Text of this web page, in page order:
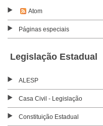
Atom
Páginas especiais
Legislação Estadual
ALESP
Casa Civil - Legislação
Constituição Estadual